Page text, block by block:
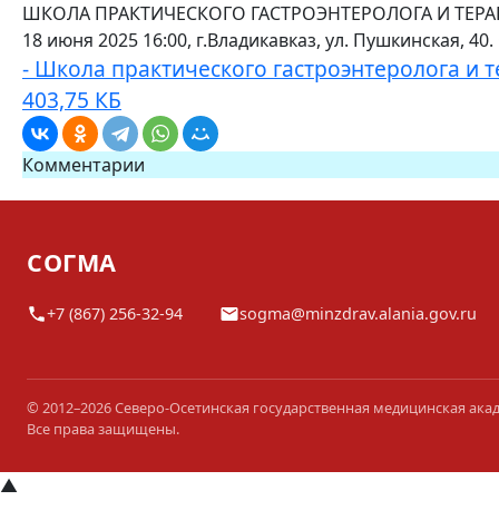
ШКОЛА ПРАКТИЧЕСКОГО ГАСТРОЭНТЕРОЛОГА И
18 июня 2025 16:00, г.Владикавказ, ул. Пушкинская,
- Школа практического гастроэнтеролога и
403,75 КБ
Комментарии
СОГМА
+7 (867) 256-32-94 sogma@minzdrav.alania.gov.ru
© 2012–2026 Северо-Осетинская государственная медицинская
Все права защищены.
▲